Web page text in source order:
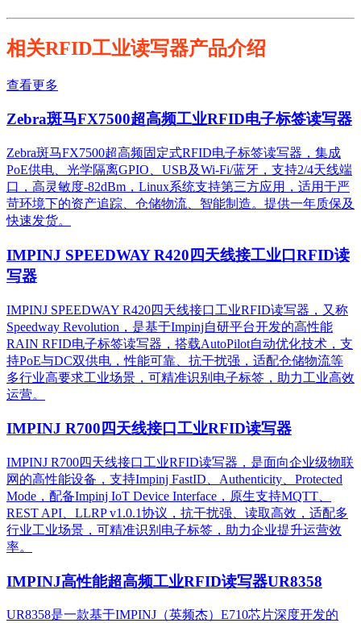
相关RFID工业读写器产品介绍
查看更多
Zebra斑马FX7500超高频工业RFID电子标签读写器
Zebra斑马FX7500超高频固定式RFID电子标签读写器，集成
PoE供电、光学隔离GPIO、USB及Wi-Fi/蓝牙，支持2/4天线端
口，高灵敏度-82dBm，Linux系统支持第三方应用，适用于严
苛环境下的资产追踪、仓储物流、智能制造。提供一年质保及
快速发货。
IMPINJ SPEEDWAY R420四天线接工业口RFID读
写器
IMPINJ SPEEDWAY R420四天线接口工业RFID读写器，又称
Speedway Revolution，是基于Impinj自研平台开发的高性能
RAIN RFID电子标签读写器，搭载AutoPilot自动优化技术，支
持PoE与DC双供电，性能可靠、抗干扰强，适配仓储物流等
多行业高要求工业场景，可精准识别电子标签，助力工业高效
运营。​
IMPINJ R700四天线接口工业RFID读写器
IMPINJ R700四天线接口工业RFID读写器，是面向企业级物联
网的高性能设备，支持Impinj FastID、Authenticity、Protected
Mode，配备Impinj IoT Device Interface，原生支持MQTT、
REST API、LLRP v1.0.1协议，抗干扰强、读取高效，适配多
行业工业场景，可精准识别电子标签，助力企业提升运营效
率。
IMPINJ高性能超高频工业RFID读写器UR8358
UR8358是一款基于IMPINJ（英频杰）E710芯片深度开发的